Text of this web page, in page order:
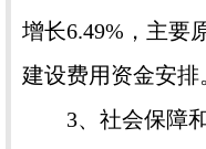
增长6.49%，主要
建设费用资金安排
3、社会保障和